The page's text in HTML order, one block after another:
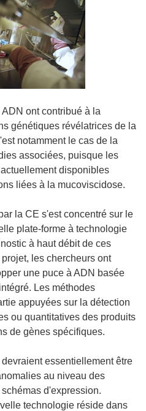
ont contribué à la
génétiques révélatrices de la
notamment le cas de la
associées, puisque les
disponibles
liées à la mucoviscidose.
la CE s'est concentré sur le
plate-forme à technologie
à haut débit de ces
les chercheurs ont
une puce à ADN basée
Les méthodes
appuyées sur la détection
ou quantitatives des produits
de gènes spécifiques.
essentiellement être
au niveau des
d'expression.
technologie réside dans